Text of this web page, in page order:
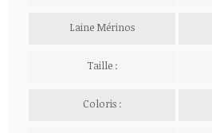
Laine Mérinos
Taille :
Coloris :